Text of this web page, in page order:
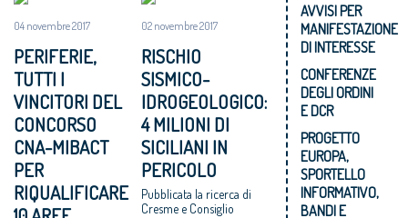
04 novembre 2017
PERIFERIE,
TUTTI I
VINCITORI DEL
CONCORSO
CNA-MIBACT
PER
RIQUALIFICARE
02 novembre 2017
RISCHIO
SISMICO-
IDROGEOLOGICO:
4 MILIONI DI
SICILIANI IN
PERICOLO
Pubblicata la ricerca di
Cresme e Consiglio
AVVISI PER
MANIFESTAZIONE
DI INTERESSE
CONFERENZE
DEGLI ORDINI
E DCR
PROGETTO
EUROPA,
SPORTELLO
INFORMATIVO,
BANDI E